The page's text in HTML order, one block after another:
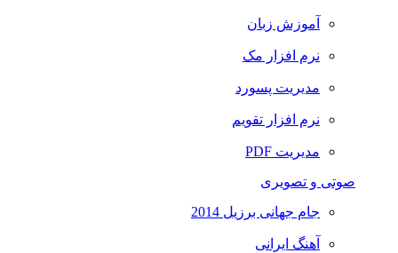
آموزش زبان
نرم افزار مک
مدیریت پسورد
نرم افزار تقویم
مدیریت PDF
صوتی و تصویری
جام جهانی برزیل 2014
آهنگ ایرانی